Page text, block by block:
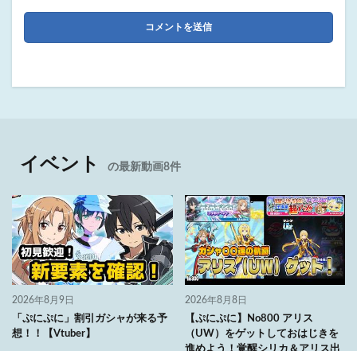
イベント の最新動画8件
2026年8月9日
「ぷにぷに」割引ガシャが来る予
想！！【Vtuber】
2026年8月8日
【ぷにぷに】No800 アリス
（UW）をゲットしておはじきを